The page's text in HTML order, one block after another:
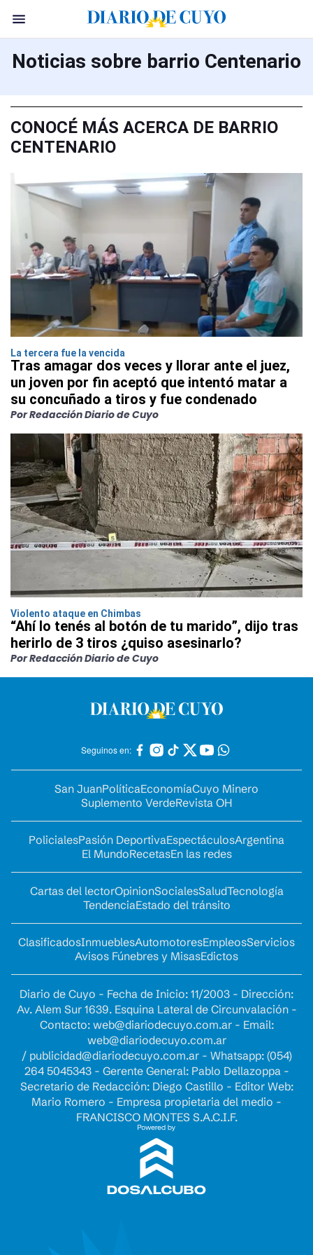
Noticias sobre barrio Centenario
CONOCÉ MÁS ACERCA DE BARRIO
CENTENARIO
La tercera fue la vencida
Tras amagar dos veces y llorar ante el juez,
un joven por fin aceptó que intentó matar a
su concuñado a tiros y fue condenado
Por Redacción Diario de Cuyo
Violento ataque en Chimbas
“Ahí lo tenés al botón de tu marido”, dijo tras
herirlo de 3 tiros ¿quiso asesinarlo?
Por Redacción Diario de Cuyo
Seguinos en:
San JuanPolíticaEconomíaCuyo Minero
Suplemento VerdeRevista OH
PolicialesPasión DeportivaEspectáculosArgentina
El MundoRecetasEn las redes
Cartas del lectorOpinionSocialesSaludTecnología
TendenciaEstado del tránsito
ClasificadosInmueblesAutomotoresEmpleosServicios
Avisos Fúnebres y MisasEdictos
Diario de Cuyo - Fecha de Inicio: 11/2003 - Dirección:
Av. Alem Sur 1639. Esquina Lateral de Circunvalación -
Contacto: web@diariodecuyo.com.ar- Email:
web@diariodecuyo.com.ar
/ publicidad@diariodecuyo.com.ar- Whatsapp: (054)
264 5045343 - Gerente General: Pablo Dellazoppa -
Secretario de Redacción: Diego Castillo - Editor Web:
Mario Romero - Empresa propietaria del medio -
FRANCISCO MONTES S.A.C.I.F.